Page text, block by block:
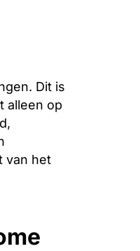
Dit is
alleen op
van het